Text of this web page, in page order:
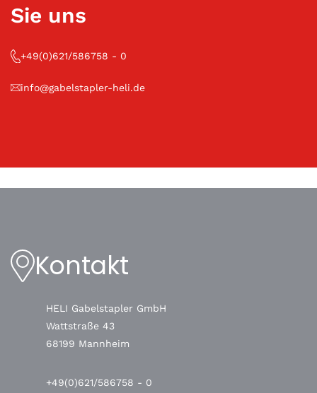
Sie uns
+49(0)621/586758 - 0
info@gabelstapler-heli.de
Kontakt
HELI Gabelstapler GmbH
Wattstraße 43
68199 Mannheim
+49(0)621/586758 - 0